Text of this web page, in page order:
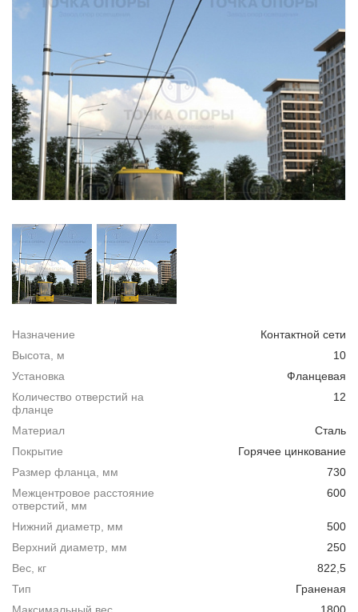
Назначение
Контактной сети
Высота, м
10
Установка
Фланцевая
Количество отверстий на
фланце
12
Материал
Сталь
Покрытие
Горячее цинкование
Размер фланца, мм
730
Межцентровое расстояние
отверстий, мм
600
Нижний диаметр, мм
500
Верхний диаметр, мм
250
Вес, кг
822,5
Тип
Граненая